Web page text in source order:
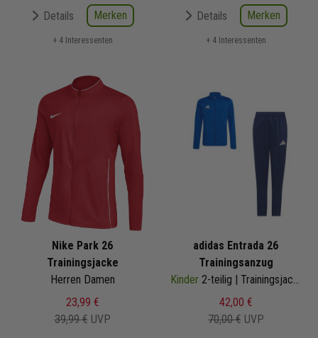
Details Merken
+ 4 Interessenten
Details Merken
+ 4 Interessenten
Nike Park 26
Trainingsjacke
Herren Damen
23,99 €
39,99 € UVP
adidas Entrada 26
Trainingsanzug
Kinder 2-teilig | Trainingsjacke Trainingshose
42,00 €
70,00 € UVP